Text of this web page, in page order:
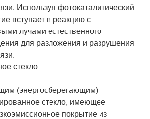
Используя фотокаталитический
вступает в реакцию с
лучами естественного
для разложения и разрушения
стекло
(энергосберегающим)
стекло, имеющее
покрытие из